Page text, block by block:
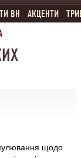
ВН АКЦЕНТИ
щодо